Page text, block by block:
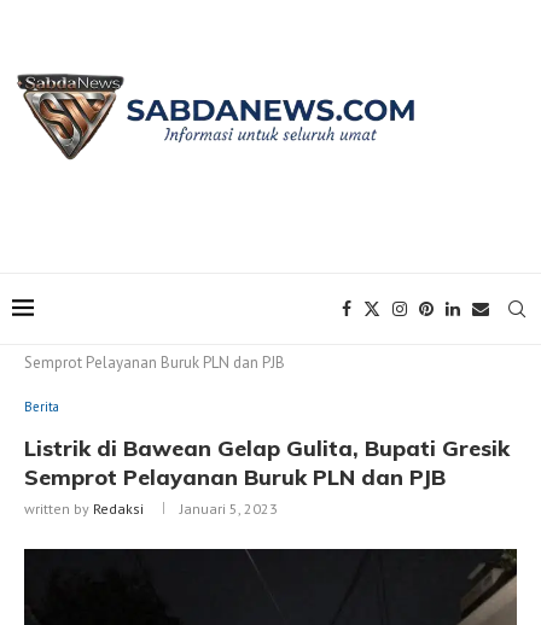
Semprot Pelayanan Buruk PLN dan PJB
Berita
Listrik di Bawean Gelap Gulita, Bupati Gresik
Semprot Pelayanan Buruk PLN dan PJB
written by Redaksi Januari 5, 2023